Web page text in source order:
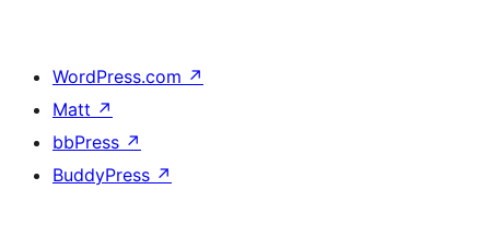
WordPress.com ↗
Matt ↗
bbPress ↗
BuddyPress ↗